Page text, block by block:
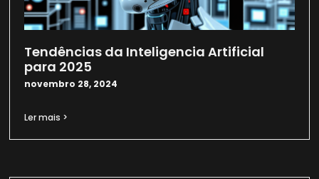
Tendências da Inteligencia Artificial
para 2025
novembro 28, 2024
Ler mais >